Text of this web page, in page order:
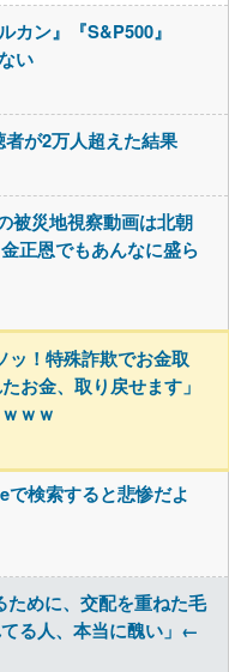
カン』『S&P500』
い
が2万人超えた結果
被災地視察動画は北朝
正恩でもあんなに盛ら
ッ！特殊詐欺でお金取
お金、取り戻せます」
ｗｗ
で検索すると悲惨だよ
めに、交配を重ねた毛
る人、本当に醜い」←